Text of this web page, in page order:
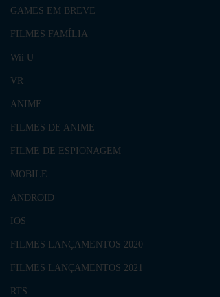
GAMES EM BREVE
FILMES FAMÍLIA
Wii U
VR
ANIME
FILMES DE ANIME
FILME DE ESPIONAGEM
MOBILE
ANDROID
IOS
FILMES LANÇAMENTOS 2020
FILMES LANÇAMENTOS 2021
RTS